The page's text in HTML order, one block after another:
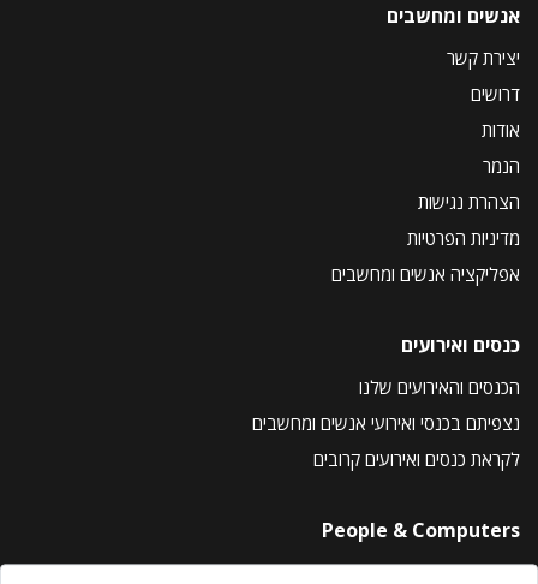
אנשים ומחשבים
יצירת קשר
דרושים
אודות
הנמר
הצהרת נגישות
מדיניות הפרטיות
אפליקציה אנשים ומחשבים
כנסים ואירועים
הכנסים והאירועים שלנו
נצפיתם בכנסי ואירועי אנשים ומחשבים
לקראת כנסים ואירועים קרובים
People & Computers
About Us